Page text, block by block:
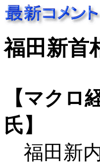
福田新首
【マクロ
氏】
福田新